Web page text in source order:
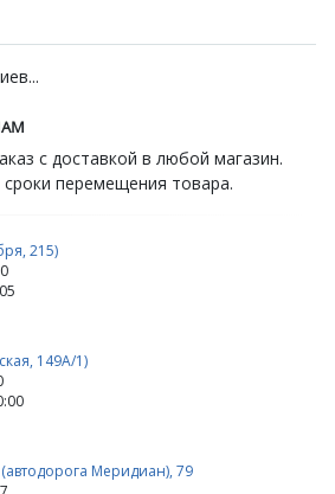
с доставкой в любой магазин.
перемещения товара.
215)
149А/1)
Меридиан), 79